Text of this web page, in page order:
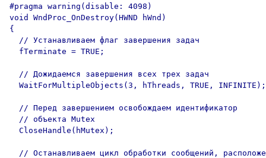
#pragma warning(disable: 4098)
void WndProc_OnDestroy(HWND hWnd)
{
  // Устанавливаем флаг завершения задач
  fTerminate = TRUE;
  // Дожидаемся завершения всех трех задач
  WaitForMultipleObjects(3, hThreads, TRUE, INFINITE);
  // Перед завершением освобождаем идентификатор
  // объекта Mutex
  CloseHandle(hMutex);
// Останавливаем цикл обработки сообщений,